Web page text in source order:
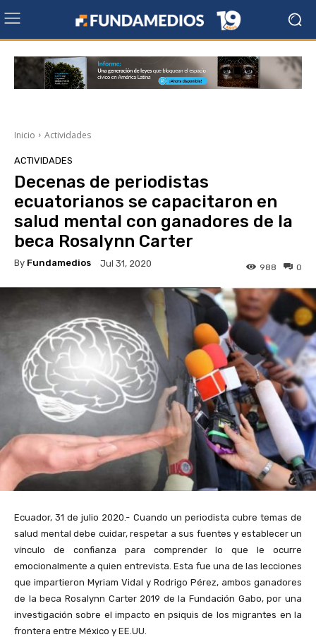
Inicio Actividades
ACTIVIDADES
Decenas de periodistas
ecuatorianos se capacitaron en
salud mental con ganadores de la
beca Rosalynn Carter
By Fundamedios Jul 31, 2020 0
988
Ecuador, 31 de julio 2020.- Cuando un periodista cubre temas de
salud mental debe cuidar, respetar a sus fuentes y establecer un
vínculo de confianza para comprender lo que le ocurre
emocionalmente a quien entrevista. Esta fue una de las lecciones
que impartieron Myriam Vidal y Rodrigo Pérez, ambos ganadores
de la beca Rosalynn Carter 2019 de la Fundación Gabo, por una
investigación sobre el impacto en psiquis de los migrantes en la
frontera entre México y EE.UU.